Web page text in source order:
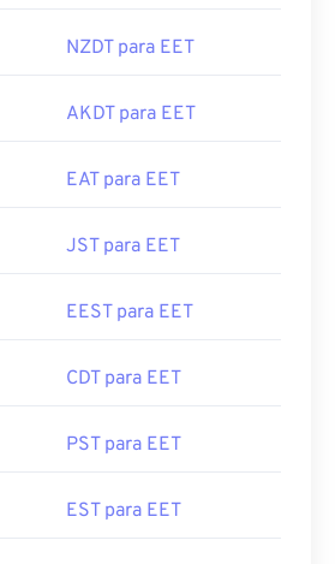
NZDT para EET
AKDT para EET
EAT para EET
JST para EET
EEST para EET
CDT para EET
PST para EET
EST para EET